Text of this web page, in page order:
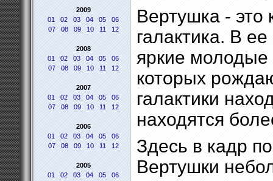
2009
01
02 03 04 05
06
07
08 09 10 11 12
2008
01
02 03 04 05
06
07
08 09 10 11 12
2007
01
02 03 04 05
06
07
08 09 10 11 12
2006
01
02 03 04 05
06
07
08 09 10 11 12
2005
01
02 03 04 05
06
Вертушка - это
галактика. В
яркие молодые
которых
галактики
находятся
Здесь в кадр
Вертушки